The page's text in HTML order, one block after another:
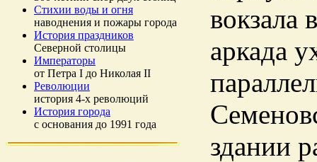
Стихии воды и огня
наводнения и пожары города
История праздников
Северной столицы
Императоры
от Петра I до Николая II
Революции
история 4-х революций
История города
с основания до 1991 года
вокзала
аркада
здании